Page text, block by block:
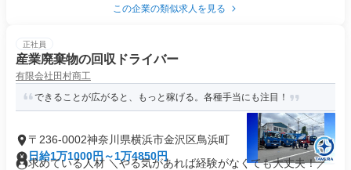
この企業の類似求人を見る
正社員
産業廃棄物の回収ドライバー
有限会社田村商工
できることが広がると、もっと稼げる。各種手当にも注目！
〒236-0002神奈川県横浜市金沢区鳥浜町
日給1万1000円～1万4850円
求めている人材 ＼やる気があれば経験がなくても大丈夫！／